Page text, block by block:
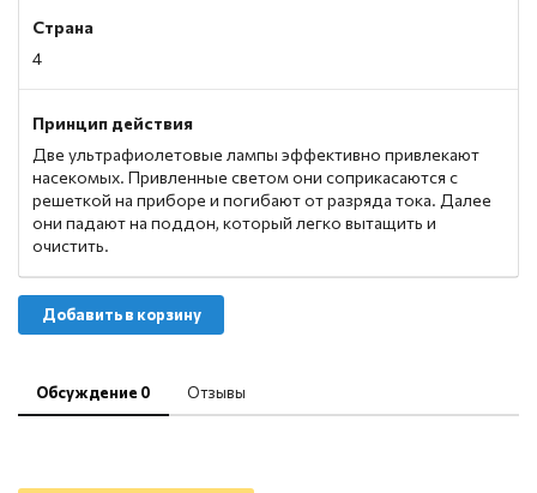
Страна
4
Принцип действия
Две ультрафиолетовые лампы эффективно привлекают
насекомых. Привленные светом они соприкасаются с
решеткой на приборе и погибают от разряда тока. Далее
они падают на поддон, который легко вытащить и
очистить.
Добавить в корзину
Обсуждение 0 Отзывы